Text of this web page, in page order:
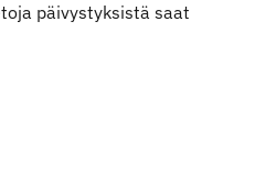
päivystyksistä saat